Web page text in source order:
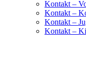
Kontakt –
Kontakt –
Kontakt –
Kontakt –